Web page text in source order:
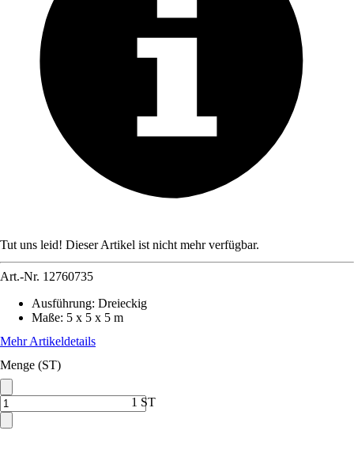
Tut uns leid! Dieser Artikel ist nicht mehr verfügbar.
Art.-Nr. 12760735
Ausführung: Dreieckig
Maße: 5 x 5 x 5 m
Mehr Artikeldetails
Menge (ST)
1 ST